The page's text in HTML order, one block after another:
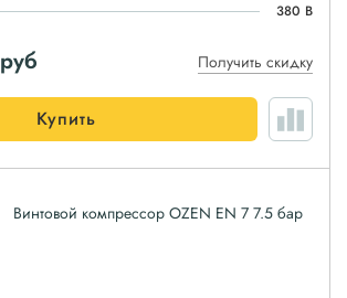
380 В
руб Получить скидку
Купить
Винтовой компрессор OZEN EN 7 7.5 бар